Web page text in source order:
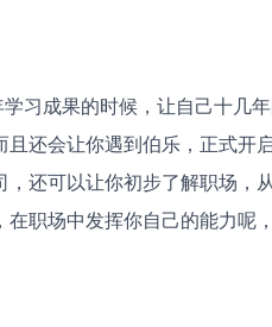
还会让你遇到伯乐，正式开
还可以让你初步了解职场，
职场中发挥你自己的能力呢